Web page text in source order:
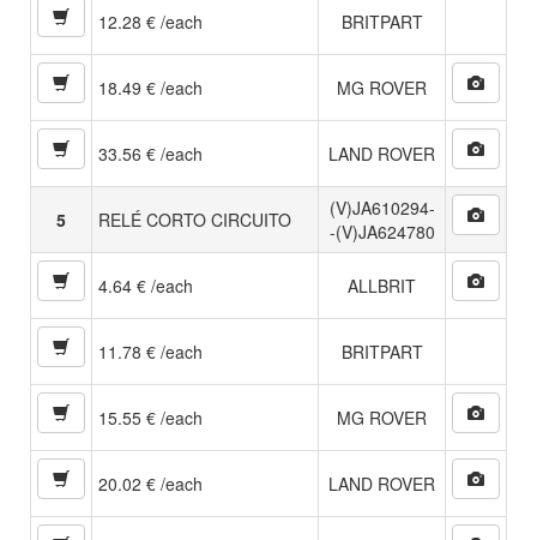
12.28 € /each BRITPART
18.49 € /each MG ROVER
33.56 € /each LAND ROVER
5 RELÉ CORTO CIRCUITO
(V)JA610294-
-(V)JA624780
4.64 € /each ALLBRIT
11.78 € /each BRITPART
15.55 € /each MG ROVER
20.02 € /each LAND ROVER